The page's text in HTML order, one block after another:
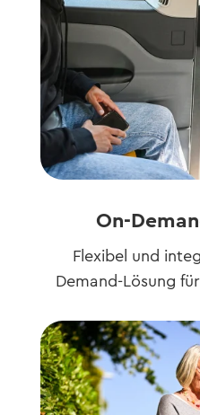
On-
Flexibel und
Demand-Lösung